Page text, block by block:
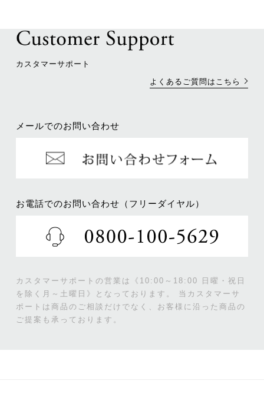
カスタマーサポート
よくあるご質問はこちら
メールでのお問い合わせ
お電話でのお問い合わせ（フリーダイヤル）
カスタマーサポートの営業は《10:00～18:00 日曜・祝日
を除く月～土曜日》となっております。
当カスタマーサ
ポートは商品のご相談だけでなく、お客様に沿った商品の
ご提案も承っております。